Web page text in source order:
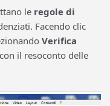
le regole di
Facendo clic
Verifica
il resoconto delle